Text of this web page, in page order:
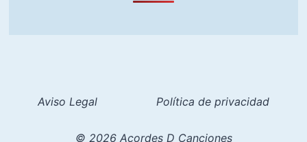
Aviso Legal Política de privacidad
© 2026 Acordes D Canciones